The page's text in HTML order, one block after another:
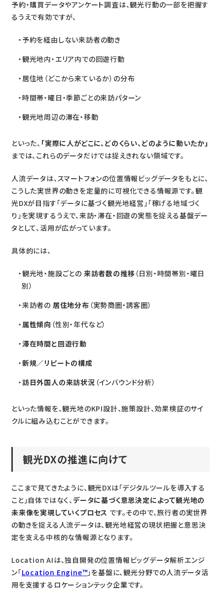
予約・購買データやアンケート調査は、観光行動の一部を把握す
るうえで有効ですが、
予約を経由しない来訪者の動き
観光地内・エリア内での回遊行動
居住地（どこから来ているか）の分布
時間帯・曜日・季節ごとの来訪パターン
観光地周辺の滞在・移動
といった、 「実際に人がどこに、どのくらい、どのように動いたか」
までは、これらのデータだけでは捉えきれない領域です。
人流データは、スマートフォンの位置情報ビッグデータをもとに、
こうした実世界の動きを定量的に可視化できる情報源です。観
光DXが目指す「データに基づく観光地経営」「稼げる地域づく
り」を実現するうえで、来訪・滞在・回遊の実態を捉える基盤デー
タとして、活用が広がっています。
具体的には、
観光地・施設ごとの 来訪者数の推移（日別・時間帯別・曜日
別）
来訪者の 居住地分布 （実勢商圏・誘客圏）
属性傾向 （性別・年代など）
滞在時間と回遊行動
新規／リピートの構成
訪日外国人の来訪状況 （インバウンド分析）
といった情報を、観光地のKPI設計、施策設計、効果検証のサイ
クルに組み込むことができます。
観光DXの推進に向けて
ここまで見てきたように、観光DXは「デジタルツールを導入する
こと」自体ではなく、 データに基づく意思決定によって観光地の
未来像を実現していくプロセス です。その中で、旅行者の実世界
の動きを捉える人流データは、観光地経営の現状把握と意思決
定を支える中核的な情報源となります。
Location AIは、独自開発の位置情報ビッグデータ解析エンジ
ン「Location Engine™」を基盤に、観光分野での人流データ活
用を支援するロケーションテック企業です。